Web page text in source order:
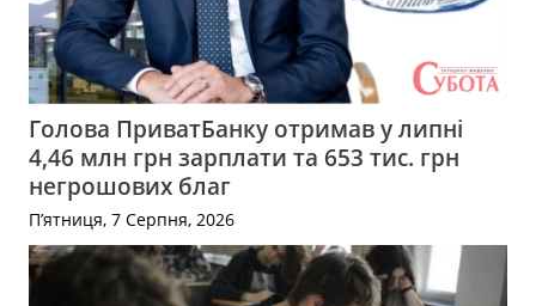
Голова ПриватБанку отримав у липні
4,46 млн грн зарплати та 653 тис. грн
негрошових благ
П’ятниця, 7 Серпня, 2026